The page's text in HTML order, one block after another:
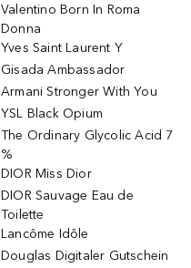
Valentino Born In Roma
Donna
Yves Saint Laurent Y
Gisada Ambassador
Armani Stronger With You
YSL Black Opium
The Ordinary Glycolic Acid 7
%
DIOR Miss Dior
DIOR Sauvage Eau de
Toilette
Lancôme Idôle
Douglas Digitaler Gutschein